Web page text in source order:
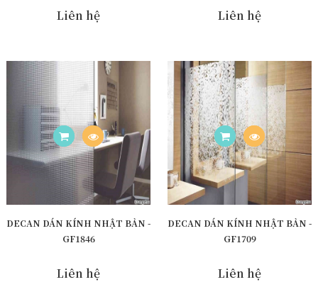
Liên hệ Liên hệ
DECAN DÁN KÍNH NHẬT BẢN -
GF1846
Liên hệ
DECAN DÁN KÍNH NHẬT BẢN -
GF1709
Liên hệ